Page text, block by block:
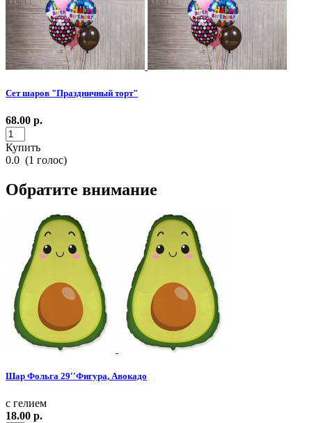
Сет шаров "Праздничный торт"
68.00 р.
Купить
0.0 (1 голос)
Обратите внимание
Шар Фольга 29''Фигура, Авокадо
с гелием
18.00 р.